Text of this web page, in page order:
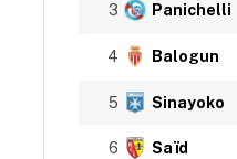
3 Panichelli
4 Balogun
5 Sinayoko
6 Saïd